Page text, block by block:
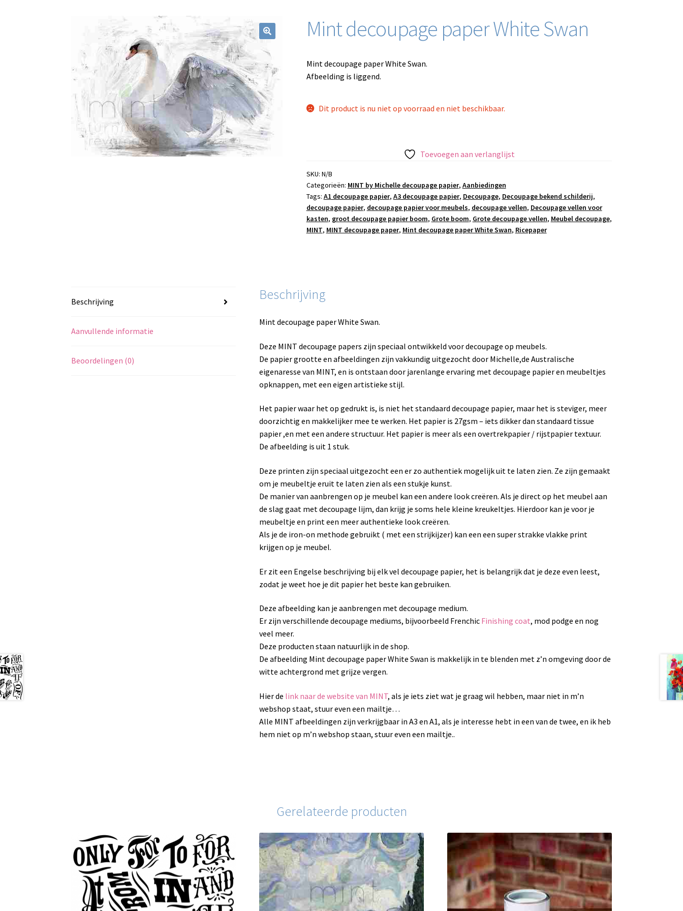
Mint decoupage paper White Swan
Mint decoupage paper White Swan.
Afbeelding is liggend.
Dit product is nu niet op voorraad en niet beschikbaar.
Toevoegen aan verlanglijst
SKU: N/B
Categorieën: MINT by Michelle decoupage papier, Aanbiedingen
Tags: A1 decoupage papier, A3 decoupage papier, Decoupage, Decoupage bekend schilderij,
decoupage papier, decoupage papier voor meubels, decoupage vellen, Decoupage vellen voor
kasten, groot decoupage papier boom, Grote boom, Grote decoupage vellen, Meubel decoupage,
MINT, MINT decoupage paper, Mint decoupage paper White Swan, Ricepaper
Beschrijving
Aanvullende informatie
Beoordelingen (0)
Beschrijving
Mint decoupage paper White Swan.
Deze MINT decoupage papers zijn speciaal ontwikkeld voor decoupage op meubels.
De papier grootte en afbeeldingen zijn vakkundig uitgezocht door Michelle,de Australische
eigenaresse van MINT, en is ontstaan door jarenlange ervaring met decoupage papier en meubeltjes
opknappen, met een eigen artistieke stijl.
Het papier waar het op gedrukt is, is niet het standaard decoupage papier, maar het is steviger, meer
doorzichtig en makkelijker mee te werken. Het papier is 27gsm – iets dikker dan standaard tissue
papier ,en met een andere structuur. Het papier is meer als een overtrekpapier / rijstpapier textuur.
De afbeelding is uit 1 stuk.
Deze printen zijn speciaal uitgezocht een er zo authentiek mogelijk uit te laten zien. Ze zijn gemaakt
om je meubeltje eruit te laten zien als een stukje kunst.
De manier van aanbrengen op je meubel kan een andere look creëren. Als je direct op het meubel aan
de slag gaat met decoupage lijm, dan krijg je soms hele kleine kreukeltjes. Hierdoor kan je voor je
meubeltje en print een meer authentieke look creëren.
Als je de iron-on methode gebruikt ( met een strijkijzer) kan een een super strakke vlakke print
krijgen op je meubel.
Er zit een Engelse beschrijving bij elk vel decoupage papier, het is belangrijk dat je deze even leest,
zodat je weet hoe je dit papier het beste kan gebruiken.
Deze afbeelding kan je aanbrengen met decoupage medium.
Er zijn verschillende decoupage mediums, bijvoorbeeld Frenchic Finishing coat, mod podge en nog
veel meer.
Deze producten staan natuurlijk in de shop.
De afbeelding Mint decoupage paper White Swan is makkelijk in te blenden met z’n omgeving door de
witte achtergrond met grijze vergen.
Hier de link naar de website van MINT, als je iets ziet wat je graag wil hebben, maar niet in m’n
webshop staat, stuur even een mailtje…
Alle MINT afbeeldingen zijn verkrijgbaar in A3 en A1, als je interesse hebt in een van de twee, en ik heb
hem niet op m’n webshop staan, stuur even een mailtje..
Gerelateerde producten